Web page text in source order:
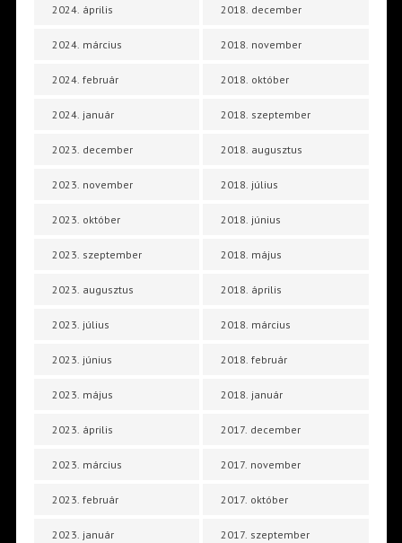
2024. április
2024. március
2024. február
2024. január
2023. december
2023. november
2023. október
2023. szeptember
2023. augusztus
2023. július
2023. június
2023. május
2023. április
2023. március
2023. február
2023. január
2018. december
2018. november
2018. október
2018. szeptember
2018. augusztus
2018. július
2018. június
2018. május
2018. április
2018. március
2018. február
2018. január
2017. december
2017. november
2017. október
2017. szeptember